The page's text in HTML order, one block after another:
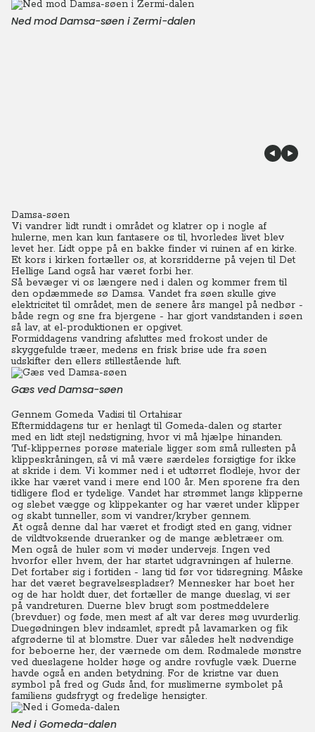
Ned mod Damsa-søen i Zermi-dalen
Damsa-søen
Vi vandrer lidt rundt i området og klatrer op i nogle af
hulerne, men kan kun fantasere os til, hvorledes livet blev
levet her. Lidt oppe på en bakke finder vi ruinen af en kirke.
Et kors i kirken fortæller os, at korsridderne på vejen til Det
Hellige Land også har været forbi her.
Så bevæger vi os længere ned i dalen og kommer frem til
den opdæmmede sø Damsa. Vandet fra søen skulle give
elektricitet til området, men de senere års mangel på nedbør -
både regn og sne fra bjergene - har gjort vandstanden i søen
så lav, at el-produktionen er opgivet.
Formiddagens vandring afsluttes med frokost under de
skyggefulde træer, medens en frisk brise ude fra søen
udskifter den ellers stillestående luft.
Gæs ved Damsa-søen
Gennem Gomeda Vadisi til Ortahisar
Eftermiddagens tur er henlagt til Gomeda-dalen og starter
med en lidt stejl nedstigning, hvor vi må hjælpe hinanden.
Tuf-klippernes porøse materiale ligger som små rullesten på
klippeskråningen, så vi må være særdeles forsigtige for ikke
at skride i dem. Vi kommer ned i et udtørret flodleje, hvor der
ikke har været vand i mere end 100 år. Men sporene fra den
tidligere flod er tydelige. Vandet har strømmet langs klipperne
og slebet vægge og klippekanter og har været under klipper
og skabt tunneller, som vi vandrer/kryber gennem.
At også denne dal har været et frodigt sted en gang, vidner
de vildtvoksende drueranker og de mange æbletræer om.
Men også de huler som vi møder undervejs. Ingen ved
hvorfor eller hvem, der har startet udgravningen af hulerne.
Det fortaber sig i fortiden - lang tid før vor tidsregning. Måske
har det været begravelsespladser? Mennesker har boet her
og de har holdt duer, det fortæller de mange dueslag, vi ser
på vandreturen. Duerne blev brugt som postmeddelere
(brevduer) og føde, men mest af alt var deres møg uvurderlig.
Duegødningen blev indsamlet, spredt på lavamarken og fik
afgrøderne til at blomstre. Duer var således helt nødvendige
for beboerne her, der værnede om dem. Rødmalede mønstre
ved dueslagene holder høge og andre rovfugle væk. Duerne
havde også en anden betydning. For de kristne var duen
symbol på fred og Guds ånd, for muslimerne symbolet på
familiens gudsfrygt og fredelige hensigter.
Ned i Gomeda-dalen